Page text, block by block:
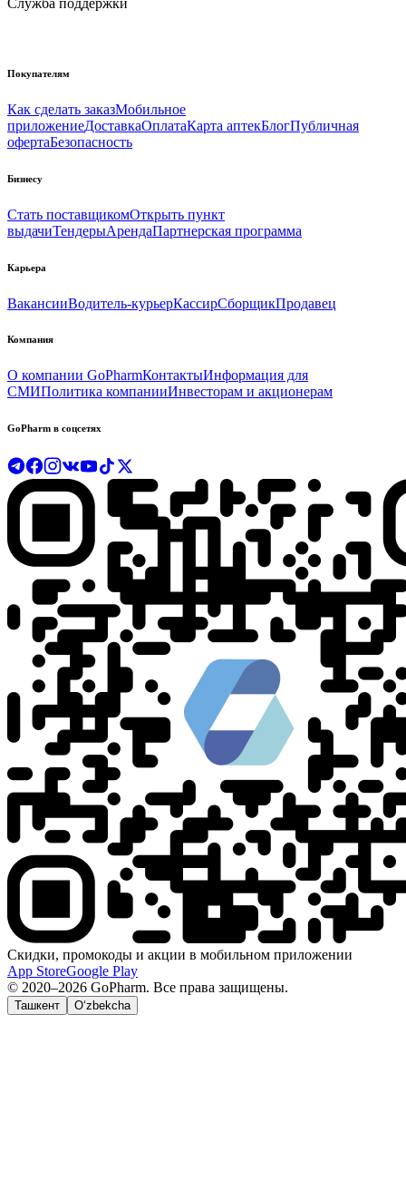
Покупателям
Как сделать заказМобильное
приложениеДоставкаОплатаКарта аптекБлогПубличная
офертаБезопасность
Бизнесу
Стать поставщикомОткрыть пункт
выдачиТендерыАрендаПартнерская программа
Карьера
ВакансииВодитель-курьерКассирСборщикПродавец
Компания
О компании GoPharmКонтактыИнформация для
СМИПолитика компанииИнвесторам и акционерам
GoPharm в соцсетях
Скидки, промокоды и акции в мобильном приложении
App StoreGoogle Play
© 2020–2026 GoPharm. Все права защищены.
Ташкент O‘zbekcha